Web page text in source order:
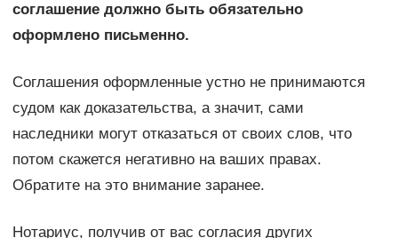
соглашение должно быть обязательно
оформлено письменно.
Соглашения оформленные устно не принимаются
судом как доказательства, а значит, сами
наследники могут отказаться от своих слов, что
потом скажется негативно на ваших правах.
Обратите на это внимание заранее.
Нотариус, получив от вас согласия других